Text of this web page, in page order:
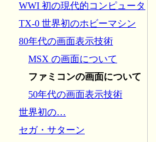
WWI 初の現代的コンピュータ
TX-0 世界初のホビーマシン
80年代の画面表示技術
MSX の画面について
ファミコンの画面について
50年代の画面表示技術
世界初の…
セガ・サターン